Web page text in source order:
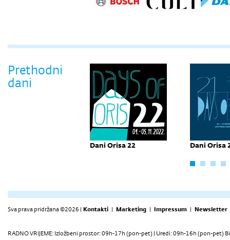
Prethodni
dani
Dani Orisa 22 Dani Orisa
Sva prava pridržana ©2026 | Kontakti | Marketing | Impressum | Newsletter
RADNO VRIJEME: Izložbeni prostor: 09h-17h (pon-pet) | Uredi: 09h-16h (pon-pet)